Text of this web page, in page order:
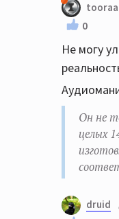
0
Не могу
Он не
целых
druid